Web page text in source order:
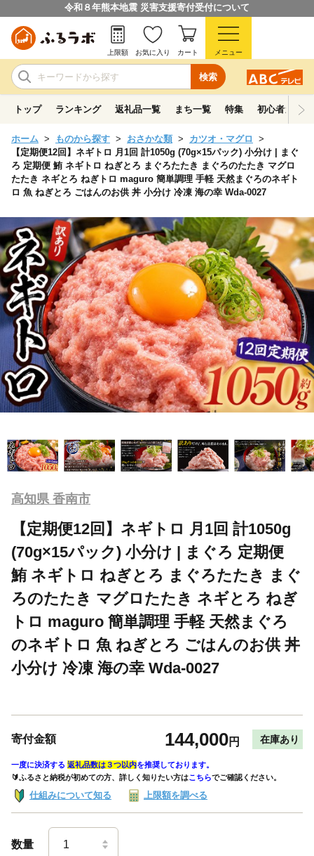
令和８年熊本地震 災害支援寄付受付について
検索
上限額 お気に入り カート メニュー
トップ ランキング 返礼品一覧 まち一覧 特集 初心者ガイド
ホーム ものから探す おさかな類
カツオ・マグロ
【定期便12回】ネギトロ 月1回 計1050g (70g×15パック) 小分け | まぐ
ろ 定期便 鮪 ネギトロ ねぎとろ まぐろたたき まぐろのたたき マグロ
たたき ネギとろ ねぎトロ maguro 簡単調理 手軽 天然まぐろのネギト
ロ 魚 ねぎとろ ごはんのお供 丼 小分け 冷凍 海の幸 Wda-0027
高知県 香南市
【定期便12回】ネギトロ 月1回 計1050g
(70g×15パック) 小分け | まぐろ 定期便
鮪 ネギトロ ねぎとろ まぐろたたき まぐ
ろのたたき マグロたたき ネギとろ ねぎ
トロ maguro 簡単調理 手軽 天然まぐろ
のネギトロ 魚 ねぎとろ ごはんのお供 丼
小分け 冷凍 海の幸 Wda-0027
寄付金額 144,000円 在庫あり
一度に決済する 返礼品数は３つ以内を推奨しております。
🔰ふるさと納税が初めての方、詳しく知りたい方はこちらでご確認ください。
仕組みについて知る 上限額を調べる
数量